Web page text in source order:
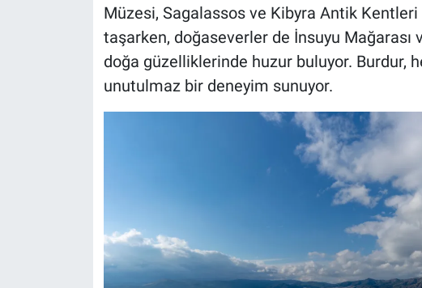
Müzesi, Sagalassos ve Kibyra Antik
taşarken, doğaseverler de İnsuyu Mağarası
doğa güzelliklerinde huzur buluyor. Burdur,
unutulmaz bir deneyim sunuyor.